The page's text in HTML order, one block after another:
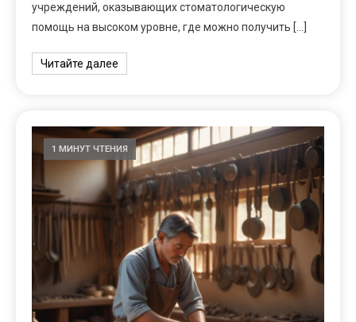
учреждений, оказывающих стоматологическую
помощь на высоком уровне, где можно получить […]
Читайте далее
1 МИНУТ ЧТЕНИЯ